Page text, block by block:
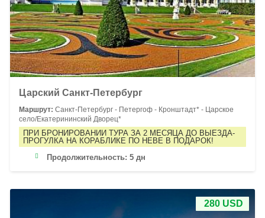
Царский Санкт-Петербург
Маршрут: Санкт-Петербург - Петергоф - Кронштадт* - Царское
село/Екатерининский Дворец*
ПРИ БРОНИРОВАНИИ ТУРА ЗА 2 МЕСЯЦА ДО ВЫЕЗДА-
ПРОГУЛКА НА КОРАБЛИКЕ ПО НЕВЕ В ПОДАРОК!
Продолжительность: 5 дн
280 USD